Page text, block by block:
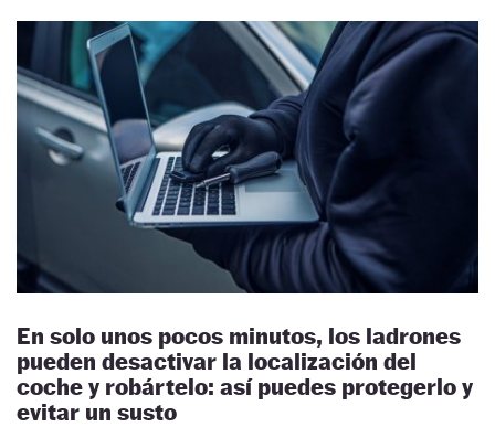
En solo unos pocos minutos, los ladrones
pueden desactivar la localización del
coche y robártelo: así puedes protegerlo y
evitar un susto